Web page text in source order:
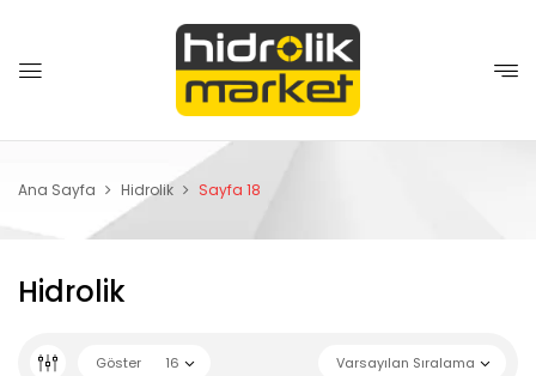
Ana Sayfa Hidrolik Sayfa 18
Hidrolik
Varsayılan Sıralama
Göster 16